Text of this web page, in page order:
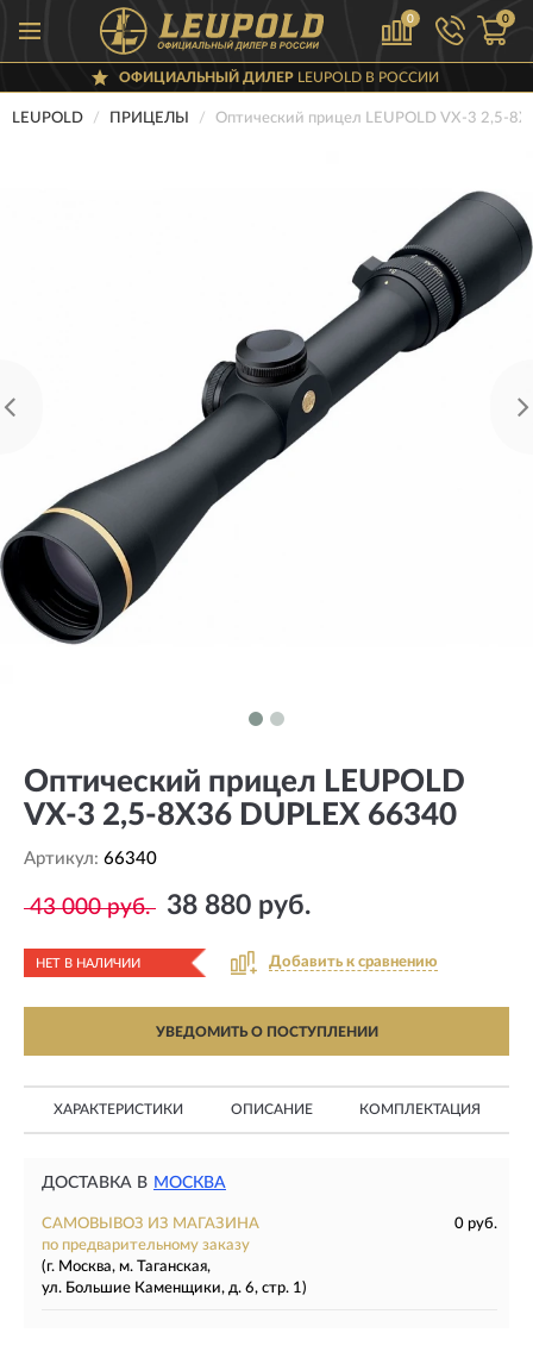
0 0
ОФИЦИАЛЬНЫЙ ДИЛЕР LEUPOLD В РОССИИ
LEUPOLD ПРИЦЕЛЫ Оптический прицел LEUPOLD VX-3 2,5-
Оптический прицел LEUPOLD
VX-3 2,5-8X36 DUPLEX 66340
Артикул: 66340
43 000 руб. 38 880 руб.
НЕТ В НАЛИЧИИ Добавить к сравнению
УВЕДОМИТЬ О ПОСТУПЛЕНИИ
ХАРАКТЕРИСТИКИ ОПИСАНИЕ КОМПЛЕКТАЦИЯ
ДОСТАВКА В МОСКВА
САМОВЫВОЗ ИЗ МАГАЗИНА
0 руб.
по предварительному заказу
(г. Москва, м. Таганская,
ул. Большие Каменщики, д. 6, стр. 1)